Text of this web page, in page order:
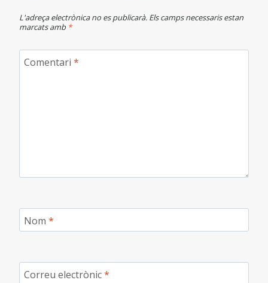
L'adreça electrònica no es publicarà. Els camps necessaris estan
marcats amb *
Comentari *
Nom *
Correu electrònic*